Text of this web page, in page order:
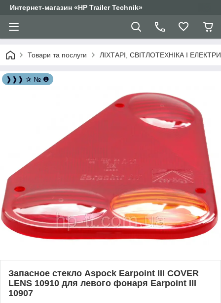
Интернет-магазин «HP Trailer Technik»
Товари та послуги ЛІХТАРІ, СВІТЛОТЕХНІКА І
❱❱❱ ✰ № ❶
Запасное стекло Aspock Earpoint III COVER
LENS 10910 для левого фонаря Earpoint III
10907